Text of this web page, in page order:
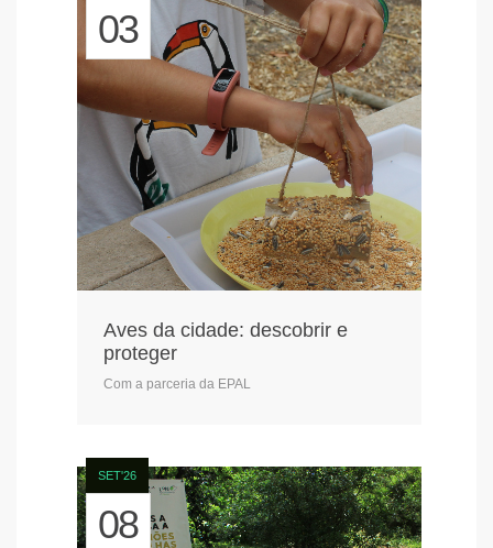
03
Aves da cidade: descobrir e
proteger
Com a parceria da EPAL
SET'26
08